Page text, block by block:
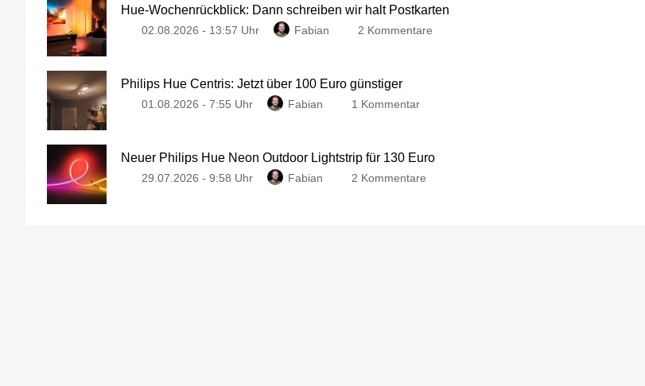
Hue-Wochenrückblick: Dann schreiben wir halt Postkarten
02.08.2026 - 13:57 Uhr Fabian 2 Kommentare
Philips Hue Centris: Jetzt über 100 Euro günstiger
01.08.2026 - 7:55 Uhr Fabian 1 Kommentar
Neuer Philips Hue Neon Outdoor Lightstrip für 130 Euro
29.07.2026 - 9:58 Uhr Fabian 2 Kommentare